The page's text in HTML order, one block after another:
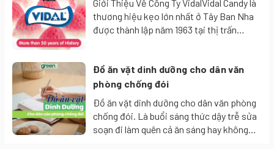
hoặc trước khi giao tiếp.
độ acid (INS 330), hương liệu nhân tạo (anh đào), tinh dầu bạc
hà (0,08%), dầu khuynh diệp (0,02%), phẩm màu tổng hợp
(INS 122, INS 124, INS 110).
Sản phẩm đáp ứng và tuân thủ các tiêu chuẩn an toàn
tạo ra những hình ảnh ngộ nghĩnh đáng
yêu.
Giới Thiệu Về Công Ty VidalVidal Candy là
thương hiệu kẹo lớn nhất ở Tây Ban Nha
được thành lập năm 1963 tại thị trấn
bong bóng chứa đầy chất lỏng và kẹo dẻo
trái cây.
Đồ ăn vặt dinh dưỡng cho dân văn
phòng chống đói
Đồ ăn vặt dinh dưỡng cho dân văn phòng
chống đói. Là buổi sáng thức dậy trễ sửa
soạn đi làm quên cả ăn sáng hay không